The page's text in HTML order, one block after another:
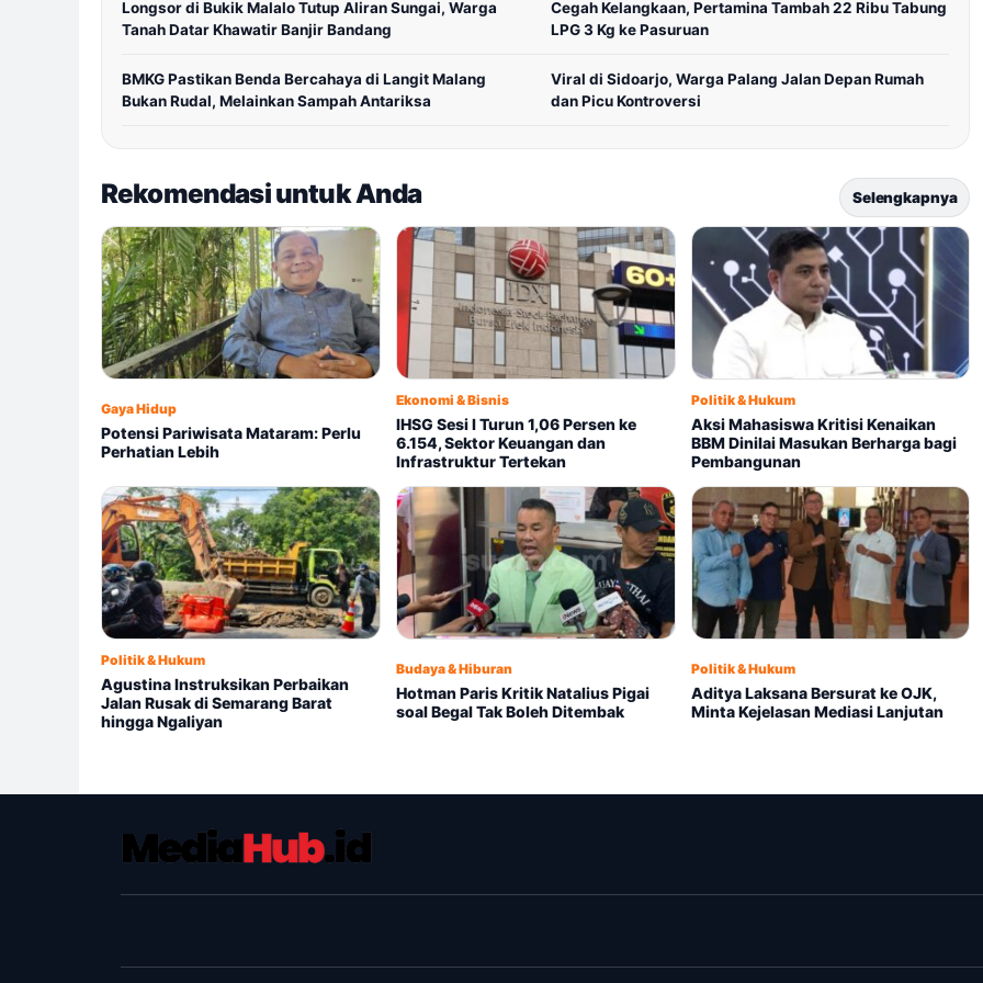
Longsor di Bukik Malalo Tutup Aliran Sungai, Warga
Tanah Datar Khawatir Banjir Bandang
Cegah Kelangkaan, Pertamina Tambah 22 Ribu Tabung
LPG 3 Kg ke Pasuruan
BMKG Pastikan Benda Bercahaya di Langit Malang
Bukan Rudal, Melainkan Sampah Antariksa
Viral di Sidoarjo, Warga Palang Jalan Depan Rumah
dan Picu Kontroversi
Rekomendasi untuk Anda Selengkapnya
Gaya Hidup
Potensi Pariwisata Mataram: Perlu
Perhatian Lebih
Ekonomi & Bisnis
IHSG Sesi I Turun 1,06 Persen ke
6.154, Sektor Keuangan dan
Infrastruktur Tertekan
Politik & Hukum
Aksi Mahasiswa Kritisi Kenaikan
BBM Dinilai Masukan Berharga bagi
Pembangunan
Politik & Hukum
Agustina Instruksikan Perbaikan
Jalan Rusak di Semarang Barat
hingga Ngaliyan
Budaya & Hiburan
Hotman Paris Kritik Natalius Pigai
soal Begal Tak Boleh Ditembak
Politik & Hukum
Aditya Laksana Bersurat ke OJK,
Minta Kejelasan Mediasi Lanjutan